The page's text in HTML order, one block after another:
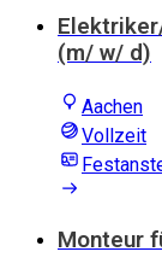
(m/ w/ d)
Aachen
Vollzeit
Monteur